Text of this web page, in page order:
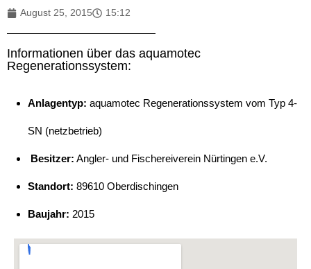
August 25, 2015 15:12
Informationen über das aquamotec
Regenerationssystem:
Anlagentyp: aquamotec Regenerationssystem vom Typ 4-
SN (netzbetrieb)
Besitzer: Angler- und Fischereiverein Nürtingen e.V.
Standort: 89610 Oberdischingen
Baujahr: 2015